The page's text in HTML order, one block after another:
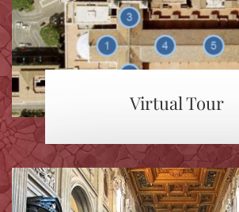
Virtual Tour